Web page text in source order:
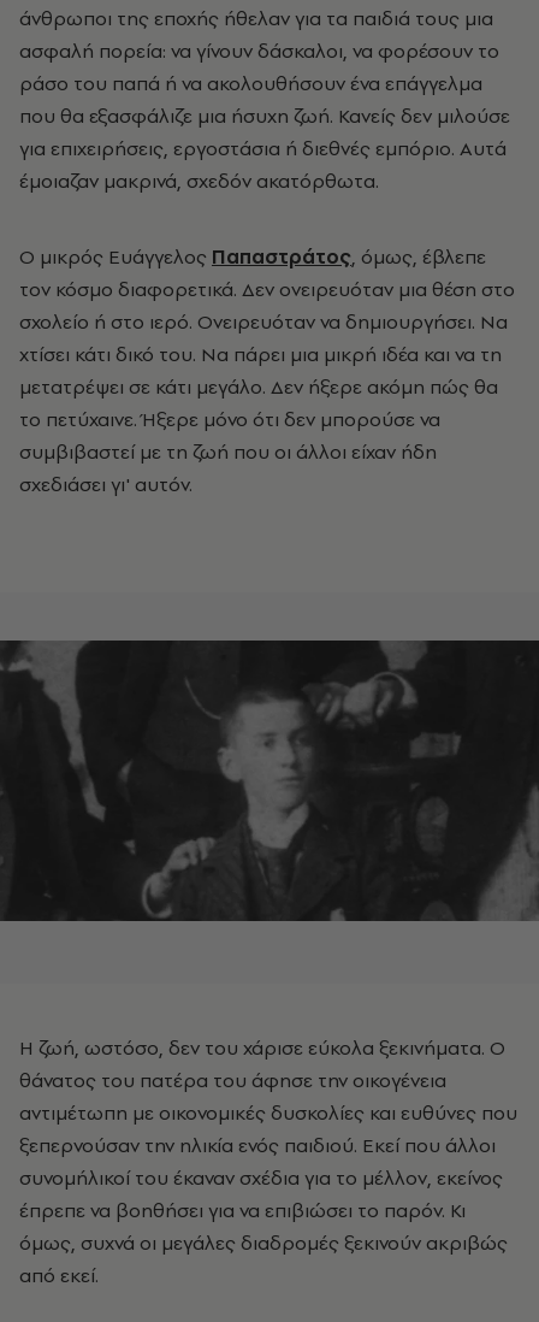
άνθρωποι της εποχής ήθελαν για τα παιδιά τους μια
ασφαλή πορεία: να γίνουν δάσκαλοι, να φορέσουν το
ράσο του παπά ή να ακολουθήσουν ένα επάγγελμα
που θα εξασφάλιζε μια ήσυχη ζωή. Κανείς δεν μιλούσε
για επιχειρήσεις, εργοστάσια ή διεθνές εμπόριο. Αυτά
έμοιαζαν μακρινά, σχεδόν ακατόρθωτα.
Ο μικρός Ευάγγελος Παπαστράτος, όμως, έβλεπε
τον κόσμο διαφορετικά. Δεν ονειρευόταν μια θέση στο
σχολείο ή στο ιερό. Ονειρευόταν να δημιουργήσει. Να
χτίσει κάτι δικό του. Να πάρει μια μικρή ιδέα και να τη
μετατρέψει σε κάτι μεγάλο. Δεν ήξερε ακόμη πώς θα
το πετύχαινε. Ήξερε μόνο ότι δεν μπορούσε να
συμβιβαστεί με τη ζωή που οι άλλοι είχαν ήδη
σχεδιάσει γι' αυτόν.
Η ζωή, ωστόσο, δεν του χάρισε εύκολα ξεκινήματα. Ο
θάνατος του πατέρα του άφησε την οικογένεια
αντιμέτωπη με οικονομικές δυσκολίες και ευθύνες που
ξεπερνούσαν την ηλικία ενός παιδιού. Εκεί που άλλοι
συνομήλικοί του έκαναν σχέδια για το μέλλον, εκείνος
έπρεπε να βοηθήσει για να επιβιώσει το παρόν. Κι
όμως, συχνά οι μεγάλες διαδρομές ξεκινούν ακριβώς
από εκεί.